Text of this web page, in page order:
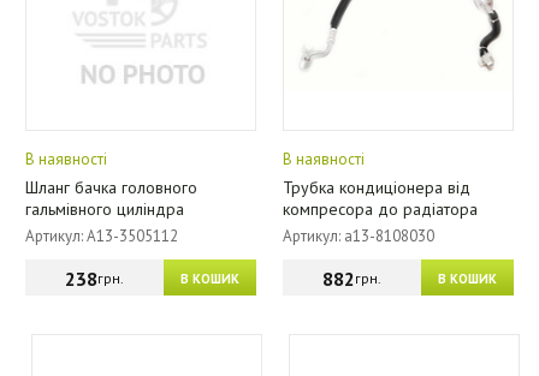
В наявності
Шланг бачка головного
гальмівного циліндра
Артикул: A13-3505112
В КОШИК
238грн.
В наявності
Трубка кондиціонера від
компресора до радіатора
Артикул: a13-8108030
В КОШИК
882грн.